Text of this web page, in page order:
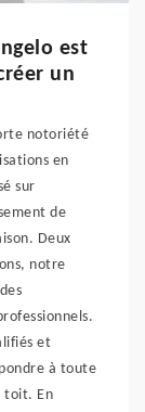
est
un
notoriété
en
sur
de
Deux
notre
et
à toute
toit. En